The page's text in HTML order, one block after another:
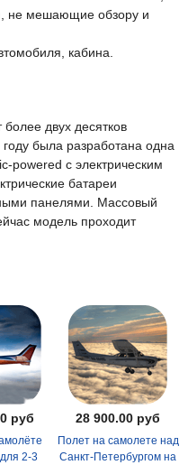
не мешающие обзору и
кабина.
двух десятков
была разработана одна
powered с электрическим
батареи
панелями. Массовый
модель проходит
руб
2-3
28 900.00 руб
Полет на самолете над
Санкт-Петербургом на